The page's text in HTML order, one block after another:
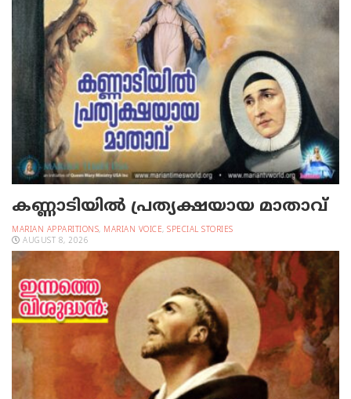
കണ്ണാടിയില്‍ പ്രത്യക്ഷയായ മാതാവ്
MARIAN APPARITIONS, MARIAN VOICE, SPECIAL STORIES
AUGUST 8, 2026